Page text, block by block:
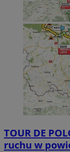
TOUR DE
ruchu w